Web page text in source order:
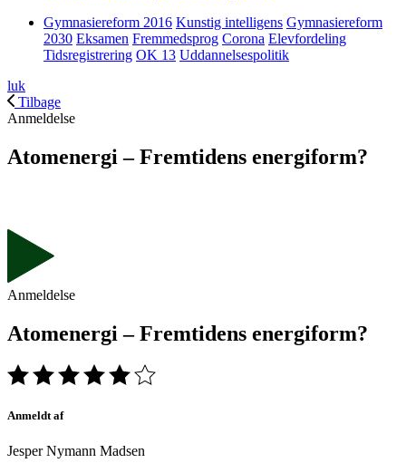
Gymnasiereform 2016 Kunstig intelligens Gymnasiereform
2030 Eksamen Fremmedsprog Corona Elevfordeling
Tidsregistrering OK 13 Uddannelsespolitik
luk
Tilbage
Anmeldelse
Atomenergi – Fremtidens energiform?
Anmeldelse
Atomenergi – Fremtidens energiform?
Anmeldt af
Jesper Nymann Madsen